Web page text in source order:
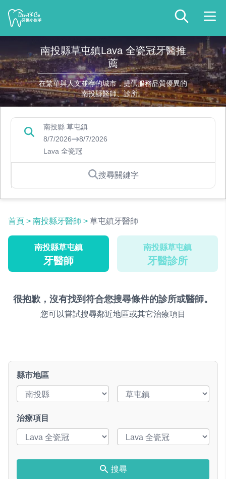
南投縣草屯鎮Lava 全瓷冠牙醫推
薦
在繁華與人文並存的城市，提供服務品質優異的
南投縣醫師、診所。
南投縣 草屯鎮
8/7/2026
8/7/2026
Lava 全瓷冠
搜尋關鍵字
首頁 > 南投縣牙醫師 > 草屯鎮牙醫師
南投縣草屯鎮
牙醫師
南投縣草屯鎮
牙醫診所
很抱歉，沒有找到符合您搜尋條件的診所或醫師。
您可以嘗試搜尋鄰近地區或其它治療項目
縣市地區
治療項目
搜尋